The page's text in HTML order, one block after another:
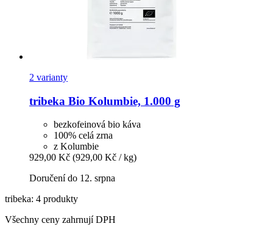
2 varianty
tribeka Bio Kolumbie, 1.000 g
bezkofeinová bio káva
100% celá zrna
z Kolumbie
929,00 Kč (929,00 Kč / kg)
Doručení do 12. srpna
tribeka: 4 produkty
Všechny ceny zahrnují DPH